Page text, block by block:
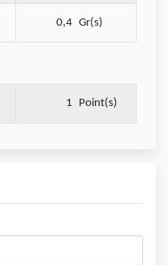
0,4 Gr(s)
1 Point(s)